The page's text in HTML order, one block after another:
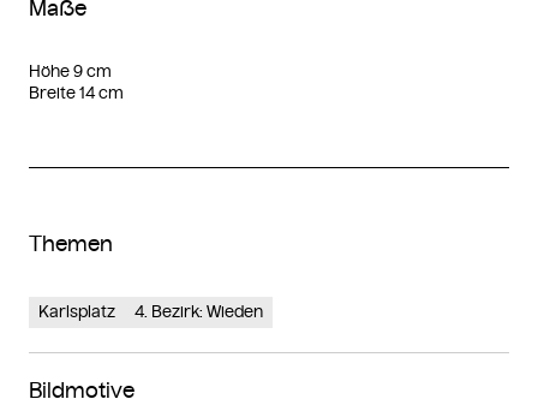
Maße
Höhe 9 cm
Breite 14 cm
Themen
Karlsplatz 4. Bezirk: Wieden
Bildmotive